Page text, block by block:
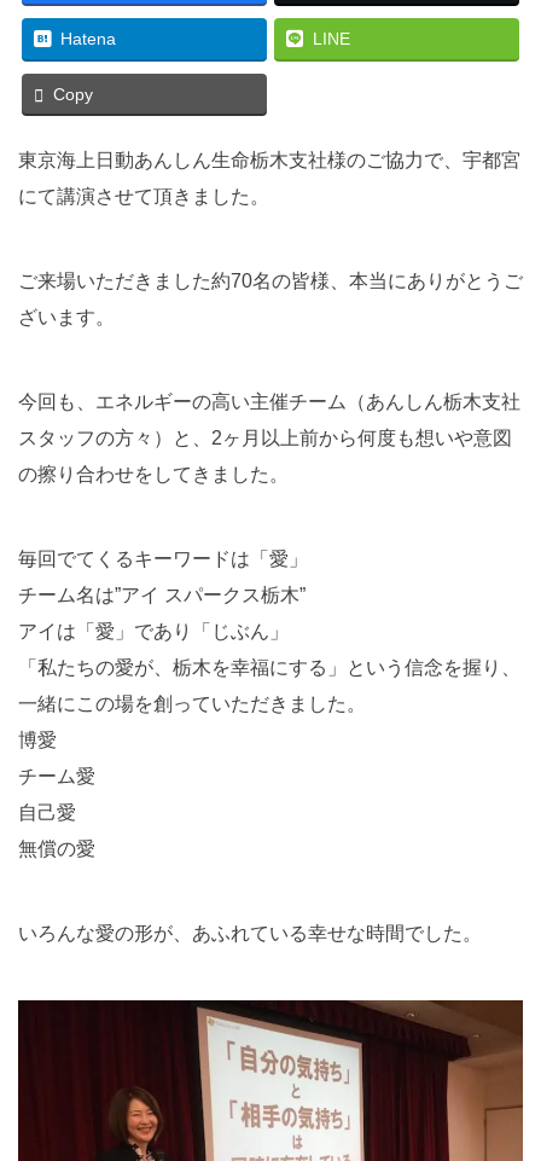
Hatena LINE
Copy
東京海上日動あんしん生命栃木支社様のご協力で、宇都宮
にて講演させて頂きました。
ご来場いただきました約70名の皆様、本当にありがとうご
ざいます。
今回も、エネルギーの高い主催チーム（あんしん栃木支社
スタッフの方々）と、2ヶ月以上前から何度も想いや意図
の擦り合わせをしてきました。
毎回でてくるキーワードは「愛」
チーム名は”アイ スパークス栃木”
アイは「愛」であり「じぶん」
「私たちの愛が、栃木を幸福にする」という信念を握り、
一緒にこの場を創っていただきました。
博愛
チーム愛
自己愛
無償の愛
いろんな愛の形が、あふれている幸せな時間でした。